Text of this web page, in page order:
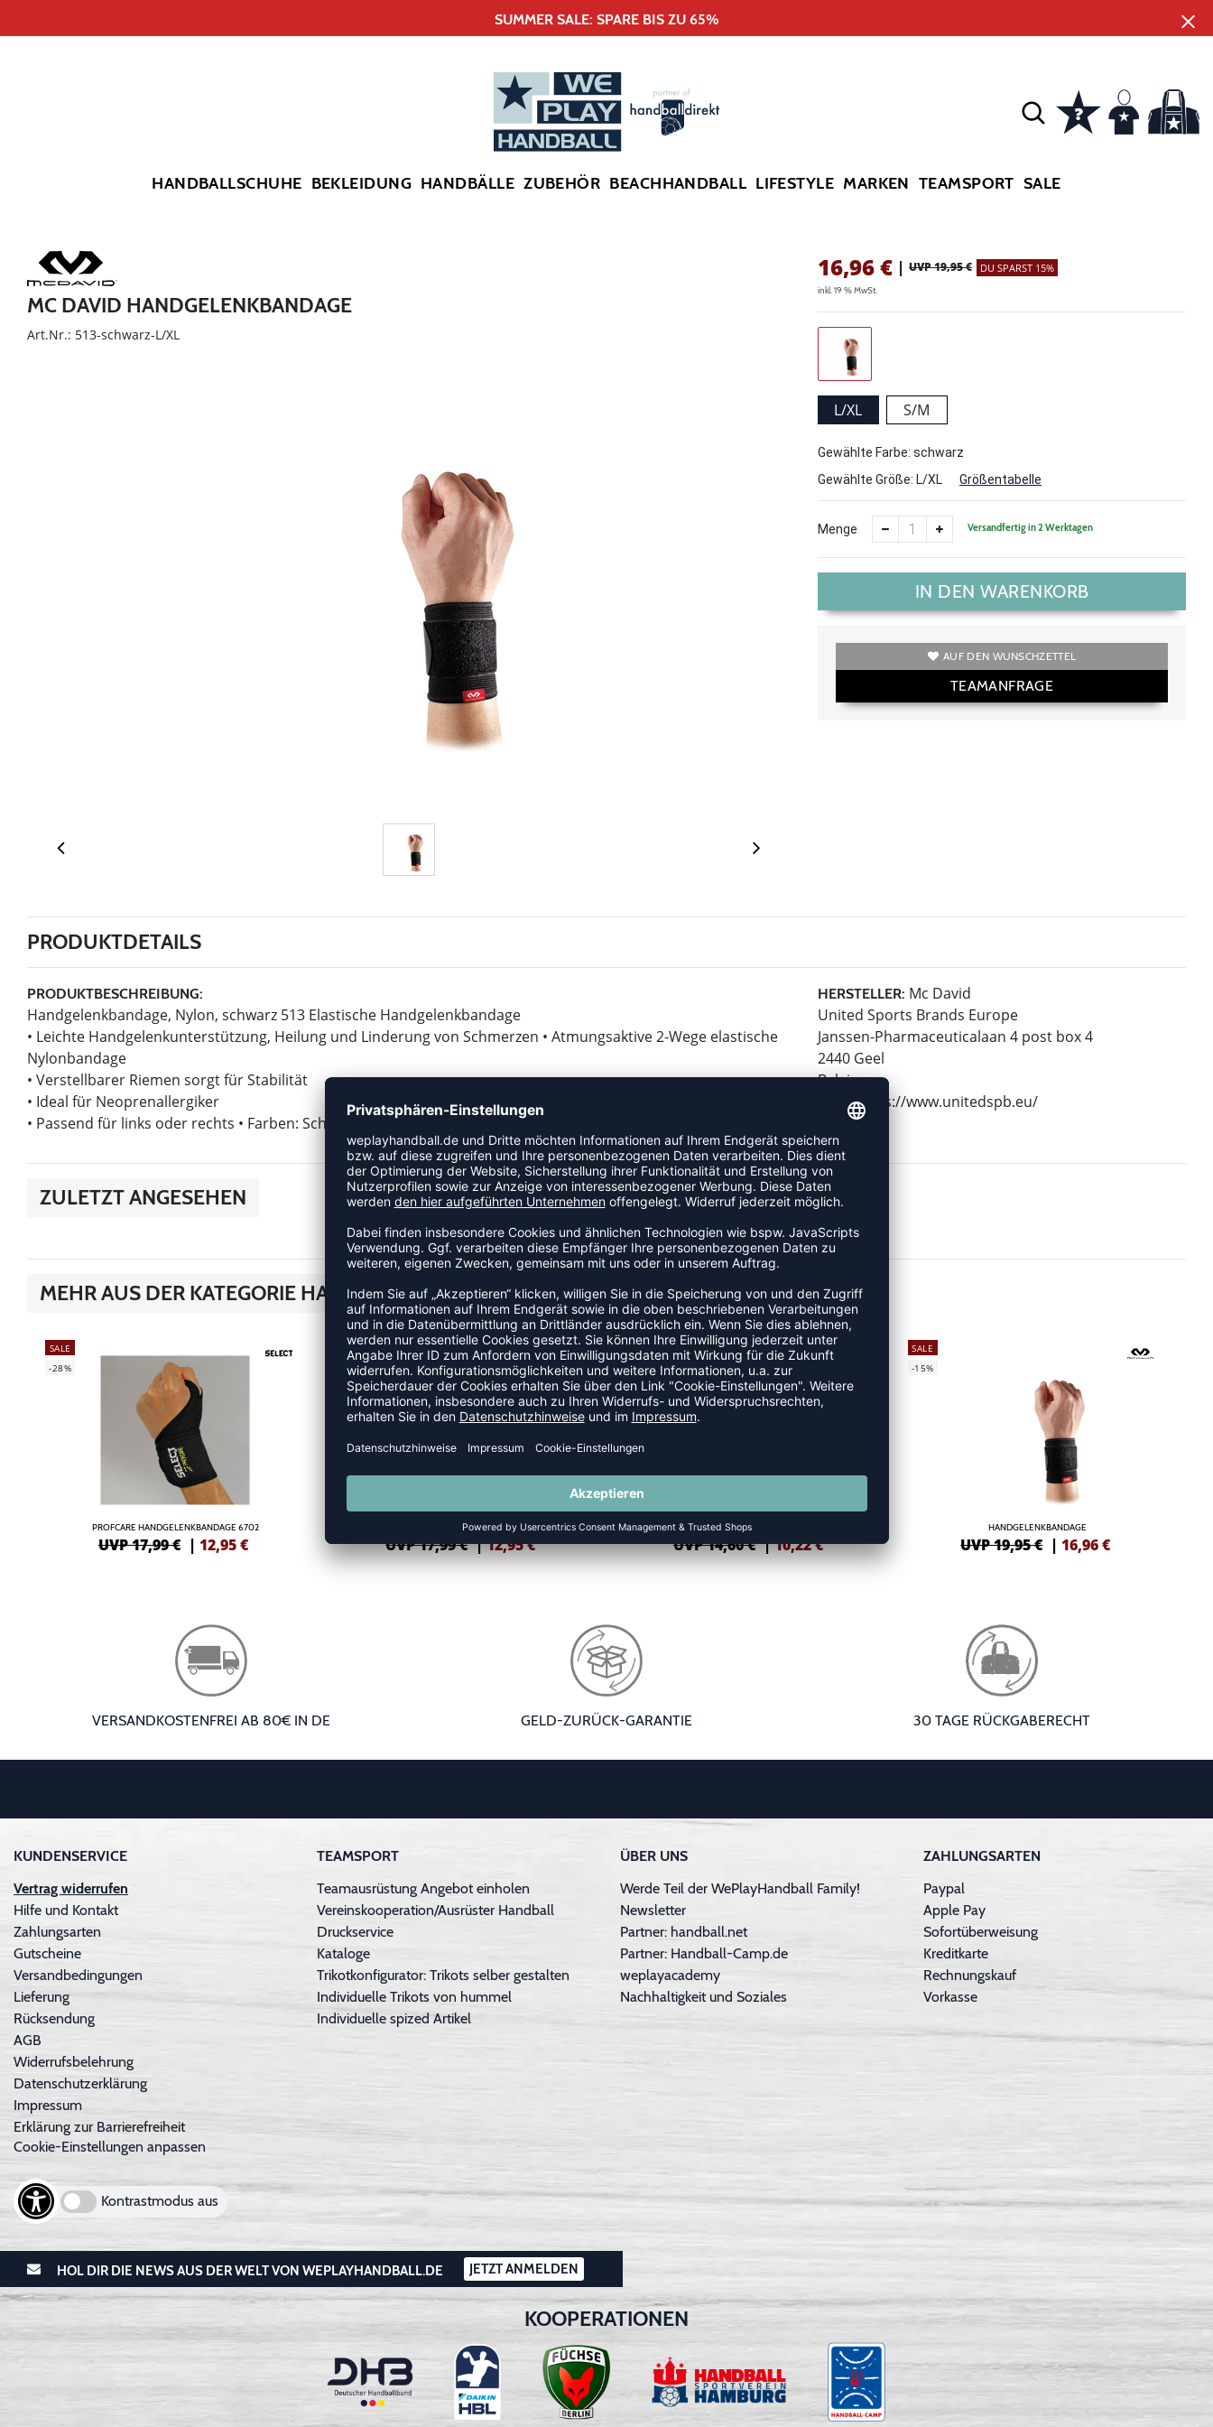
SUMMER SALE: SPARE BIS ZU 65%
HANDBALLSCHUHE BEKLEIDUNG HANDBÄLLE ZUBEHÖR BEACHHANDBALL LIFESTYLE MARKEN TEAMSPORT SALE
MC DAVID HANDGELENKBANDAGE
Art.Nr.: 513-schwarz-L/XL
16,96€ | UVP 19,95 € DU SPARST 15%
inkl. 19 % MwSt.
L/XL S/M
Gewählte Farbe: schwarz
Gewählte Größe: L/XL Größentabelle
Menge Versandfertig in 2 Werktagen
IN DEN WARENKORB
AUF DEN WUNSCHZETTEL
TEAMANFRAGE
PRODUKTDETAILS
PRODUKTBESCHREIBUNG:
Handgelenkbandage, Nylon, schwarz 513 Elastische Handgelenkbandage
• Leichte Handgelenkunterstützung, Heilung und Linderung von Schmerzen • Atmungsaktive 2-Wege elastische
Nylonbandage
• Verstellbarer Riemen sorgt für Stabilität
• Ideal für Neoprenallergiker
• Passend für links oder rechts • Farben: Schwarz • Material: 65% Polyester / 25% Gummi 10% Nylon
HERSTELLER: Mc David
United Sports Brands Europe
Janssen-Pharmaceuticalaan 4 post box 4
2440 Geel
Belgium
Web: https://www.unitedspb.eu/
ZULETZT ANGESEHEN
MEHR AUS DER KATEGORIE HANDBANDAGEN
SALE
-28%
PROFCARE HANDGELENKBANDAGE 6702
UVP 17,99 € | 12,95€
SALE
-28%
PROFCARE HANDGELENKBANDAGE 6700
UVP 17,99 € |12,95€
SALE
-30%
HANDGELENK-MANSCHETTE AKTIV
UVP 14,60 € |10,22€
SALE
-15%
HANDGELENKBANDAGE
UVP 19,95 € |16,96€
VERSANDKOSTENFREI AB 80€ IN DE GELD-ZURÜCK-GARANTIE 30 TAGE RÜCKGABERECHT
KUNDENSERVICE
Vertrag widerrufen
Hilfe und Kontakt
Zahlungsarten
Gutscheine
Versandbedingungen
Lieferung
Rücksendung
AGB
Widerrufsbelehrung
Datenschutzerklärung
Impressum
Erklärung zur Barrierefreiheit
Cookie-Einstellungen anpassen
Kontrastmodus aus
TEAMSPORT
Teamausrüstung Angebot einholen
Vereinskooperation/Ausrüster Handball
Druckservice
Kataloge
Trikotkonfigurator: Trikots selber gestalten
Individuelle Trikots von hummel
Individuelle spized Artikel
ÜBER UNS
Werde Teil der WePlayHandball Family!
Newsletter
Partner: handball.net
Partner: Handball-Camp.de
weplayacademy
Nachhaltigkeit und Soziales
ZAHLUNGSARTEN
Paypal
Apple Pay
Sofortüberweisung
Kreditkarte
Rechnungskauf
Vorkasse
HOL DIR DIE NEWS AUS DER WELT VON WEPLAYHANDBALL.DE JETZT ANMELDEN
KOOPERATIONEN